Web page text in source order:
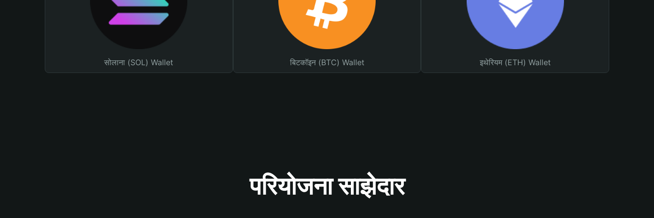
सोलाना (SOL) Wallet बिटकॉइन (BTC) Wallet इथेरियम (ETH) Wallet
परियोजना साझेदार